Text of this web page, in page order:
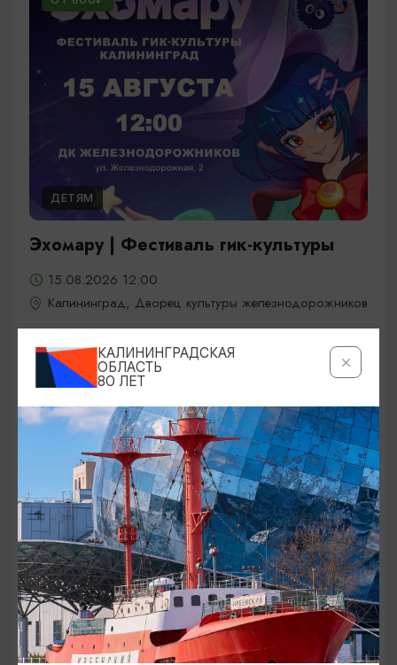
ДЕТЯМ
Эхомару | Фестиваль гик-культуры
15.08.2026 12:00
Калининград, Дворец культуры железнодорожников
ОТ 5000₽
КОНЦЕРТЫ
Jony / Джони
15.08.2026 19:00
КАЛИНИНГРАДСКАЯ
ОБЛАСТЬ
80 ЛЕТ